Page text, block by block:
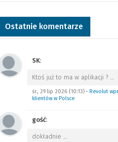
Ostatnie komentarze
SK:
Ktoś już to ma w aplikacji ? …
śr., 29 lip 2026 (10:13) • Revolut
klientów w Polsce
gość:
dokładnie …